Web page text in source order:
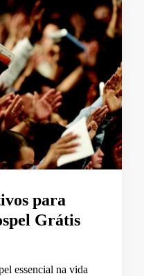
para
Grátis
essencial na vida